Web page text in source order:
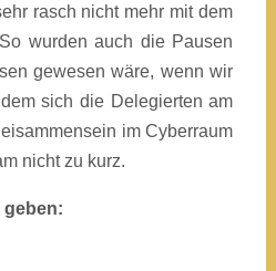
rasch nicht mehr mit dem
wurden auch die Pausen
gewesen wäre, wenn wir
sich die Delegierten am
im Cyberraum
nicht zu kurz.
geben: